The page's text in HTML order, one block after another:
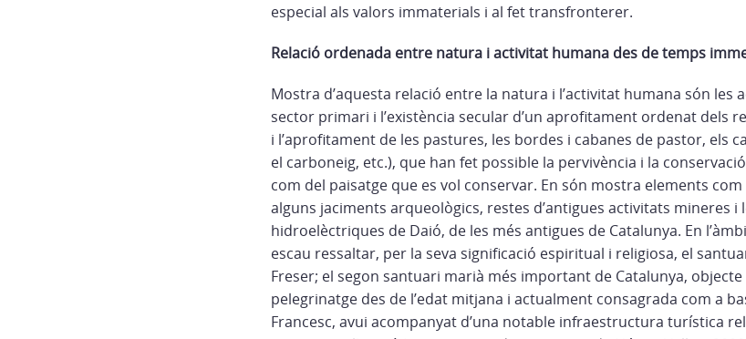
especial als valors immaterials i al fet transfronterer.
Relació ordenada entre natura i activitat humana des de temps
Mostra d’aquesta relació entre la natura i l’activitat humana són les
sector primari i l’existència secular d’un aprofitament ordenat dels
i l’aprofitament de les pastures, les bordes i cabanes de pastor, els
el carboneig, etc.), que han fet possible la pervivència i la
com del paisatge que es vol conservar. En són mostra elements com
alguns jaciments arqueològics, restes d’antigues activitats mineres i
hidroelèctriques de Daió, de les més antigues de Catalunya. En
escau ressaltar, per la seva significació espiritual i religiosa, el
Freser; el segon santuari marià més important de Catalunya,
pelegrinatge des de l’edat mitjana i actualment consagrada com a
Francesc, avui acompanyat d’una notable infraestructura turística